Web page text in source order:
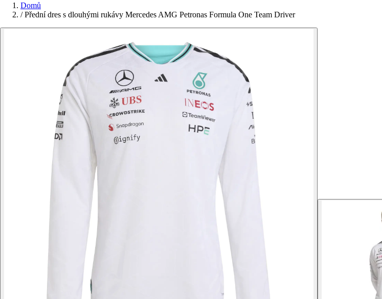
Domů
/ Přední dres s dlouhými rukávy Mercedes AMG Petronas Formula One Team Driver